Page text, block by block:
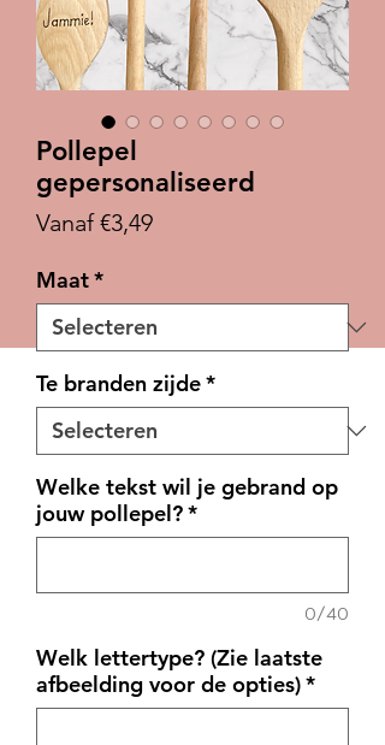
Pollepel
gepersonaliseerd
Vanaf€3,49Verkoopprijs
Maat*
Te branden zijde*
Welke tekst wil je gebrand op
jouw pollepel?*
0/40
Welk lettertype? (Zie laatste
afbeelding voor de opties)*